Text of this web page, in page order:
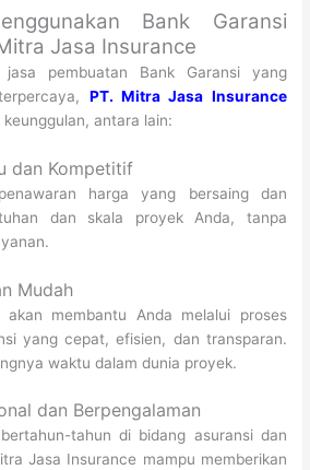
Bank Garansi
Jasa Insurance
jasa pembuatan Bank Garansi yang
PT. Mitra Jasa Insurance
antara lain:
dan Kompetitif
harga yang bersaing dan
dan skala proyek Anda, tanpa
Mudah
membantu Anda melalui proses
yang cepat, efisien, dan transparan.
waktu dalam dunia proyek.
dan Berpengalaman
tahun di bidang asuransi dan
Jasa Insurance mampu memberikan